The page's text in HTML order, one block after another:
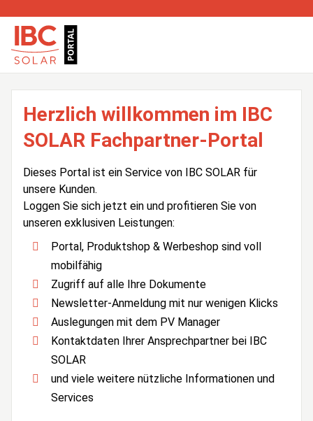
Herzlich willkommen im IBC
SOLAR Fachpartner-Portal
Dieses Portal ist ein Service von IBC SOLAR für
unsere Kunden.
Loggen Sie sich jetzt ein und profitieren Sie von
unseren exklusiven Leistungen:
Portal, Produktshop & Werbeshop sind voll
mobilfähig
Zugriff auf alle Ihre Dokumente
Newsletter-Anmeldung mit nur wenigen Klicks
Auslegungen mit dem PV Manager
Kontaktdaten Ihrer Ansprechpartner bei IBC
SOLAR
und viele weitere nützliche Informationen und
Services